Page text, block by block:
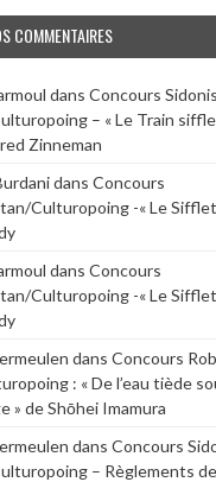
COMMENTAIRES
dans Concours Sidonis
– « Le Train
Zinneman
dans Concours
Culturopoing -« Le
dans Concours
Culturopoing -« Le
dans Concours
: « De l’eau tiède
» de Shōhei Imamura
dans Concours
– Règlements